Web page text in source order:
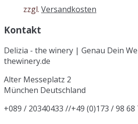
zzgl. Versandkosten
Kontakt
Delizia - the winery | Genau Dein
thewinery.de
Alter Messeplatz 2
München Deutschland
+089 / 20340433 //+49 (0)173 / 98 68